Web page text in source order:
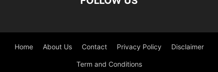
Home About Us Contact Privacy Policy Disclaimer
Term and Conditions